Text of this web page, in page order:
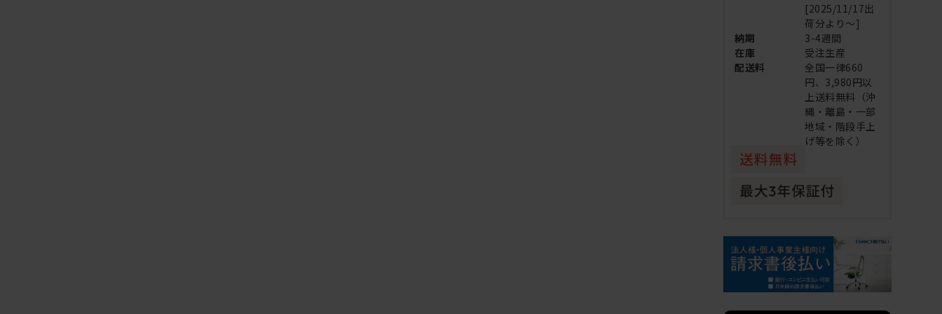
[2025/11/17出
荷分より～]
納期
3-4週間
在庫
受注生産
配送料
全国一律660
円、3,980円以
上送料無料（沖
縄・離島・一部
地域・階段手上
げ等を除く）